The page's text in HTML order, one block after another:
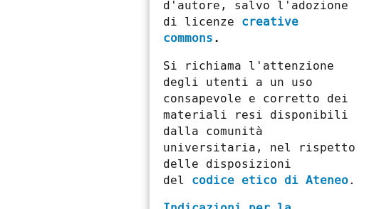
d'autore, salvo l'adozione
di licenze creative
commons.
Si richiama l'attenzione
degli utenti a un uso
consapevole e corretto dei
materiali resi disponibili
dalla comunità
universitaria, nel rispetto
delle disposizioni
del codice etico di Ateneo.